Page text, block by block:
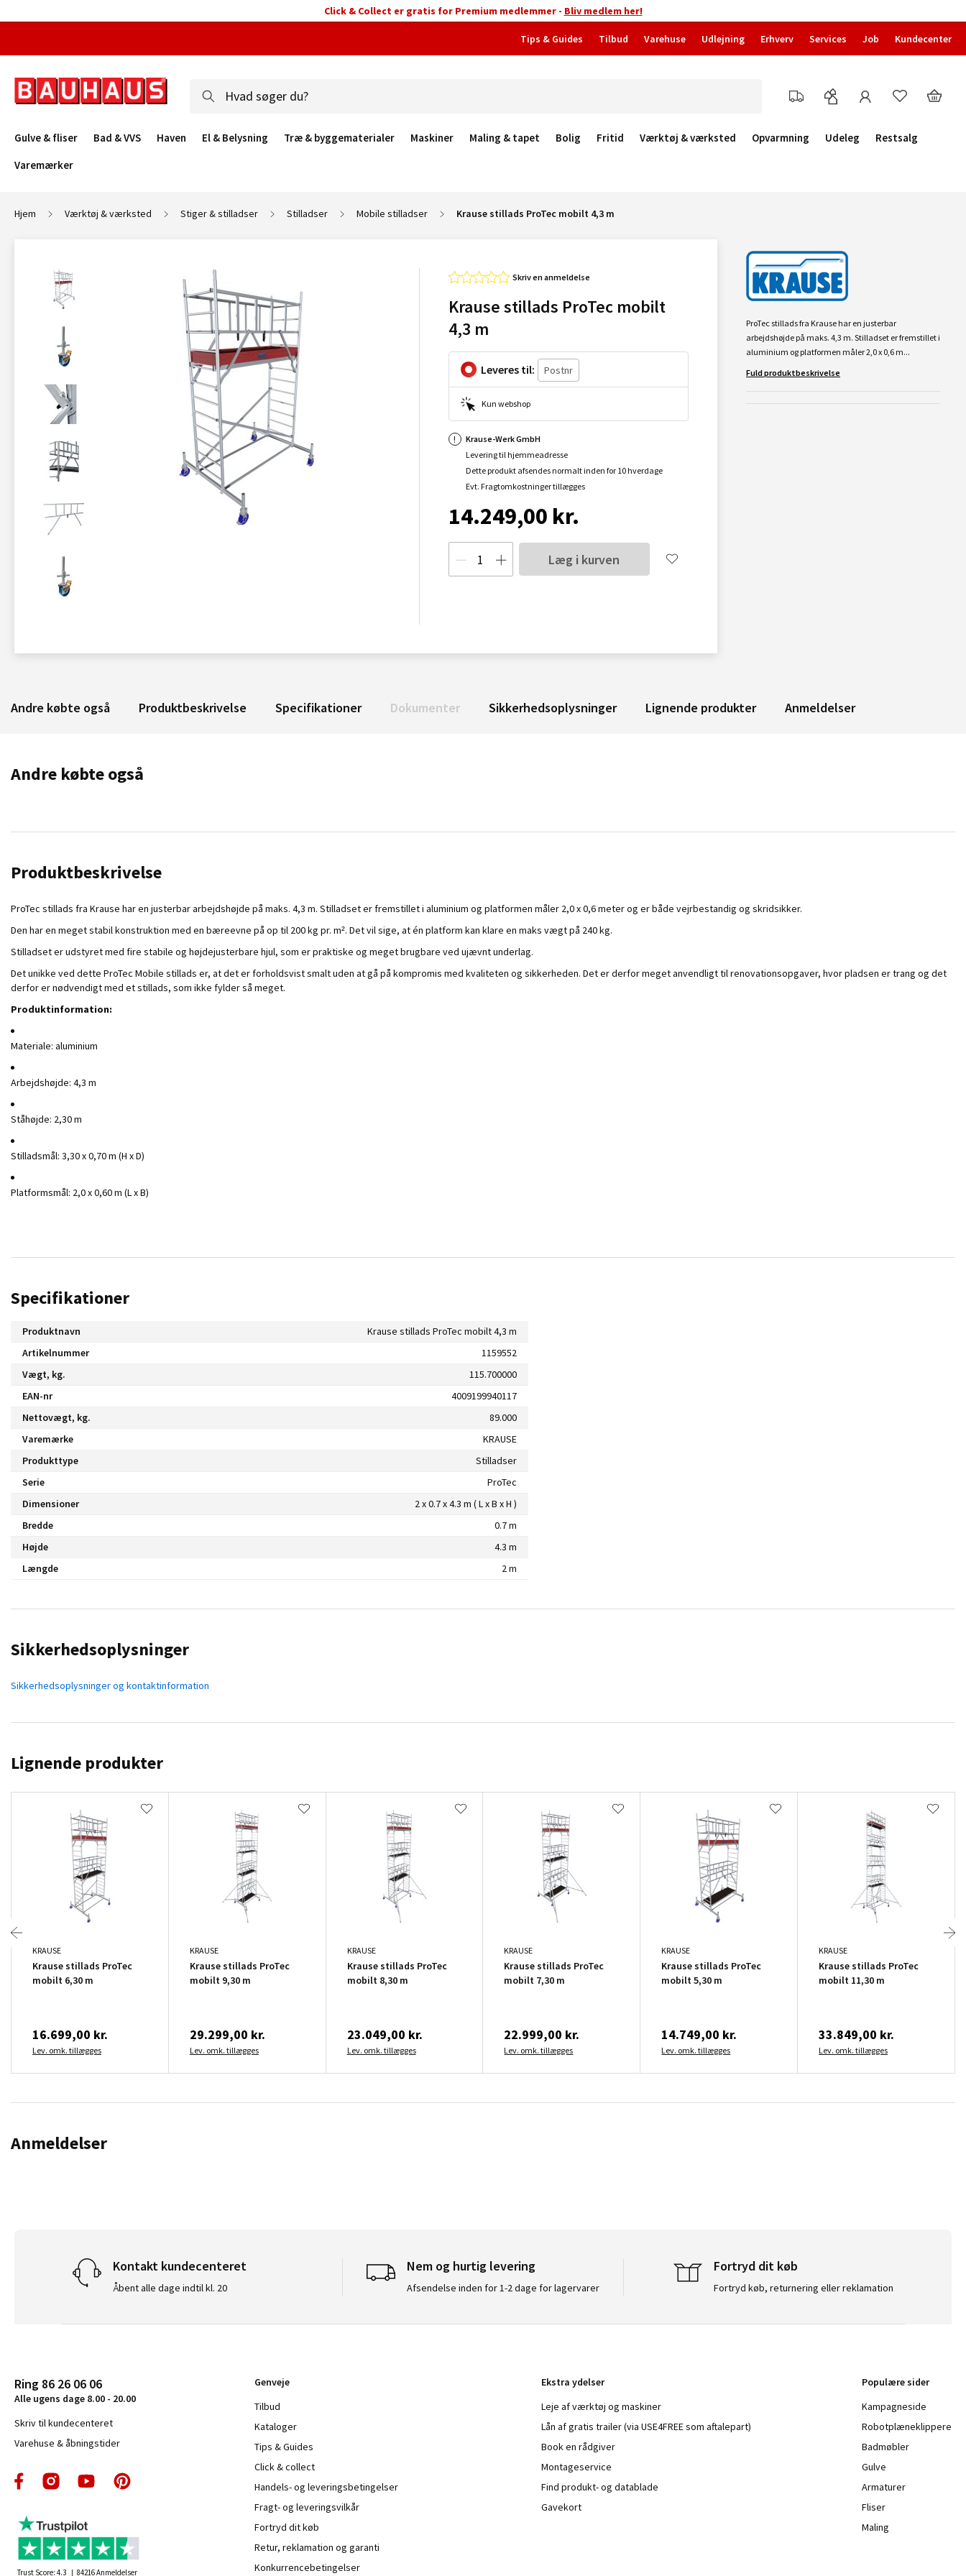
Click & Collect er gratis for Premium medlemmer - Bliv medlem her!
Tips & Guides Tilbud Varehuse Udlejning Erhverv Services Job Kundecenter
Gulve & fliser Bad & VVS Haven El & Belysning Træ & byggematerialer Maskiner Maling & tapet Bolig Fritid Værktøj & værksted Opvarmning Udeleg
Restsalg
Varemærker
Hjem Værktøj & værksted Stiger & stilladser Stilladser Mobile stilladser Krause stillads ProTec mobilt 4,3 m
Skriv en anmeldelse
Krause stillads ProTec mobilt
4,3 m
Leveres til:
Kun webshop
Krause-Werk GmbH
Levering til hjemmeadresse
Dette produkt afsendes normalt inden for 10 hverdage
Evt. Fragtomkostninger tillægges
14.249,00 kr.
Læg i kurven
ProTec stillads fra Krause har en justerbar
arbejdshøjde på maks. 4,3 m. Stilladset er fremstillet i
aluminium og platformen måler 2,0 x 0,6 m...
Fuld produktbeskrivelse
Andre købte også Produktbeskrivelse Specifikationer Dokumenter Sikkerhedsoplysninger Lignende produkter Anmeldelser
Andre købte også
Produktbeskrivelse
ProTec stillads fra Krause har en justerbar arbejdshøjde på maks. 4,3 m. Stilladset er fremstillet i aluminium og platformen måler 2,0 x 0,6 meter og er både vejrbestandig og skridsikker.
Den har en meget stabil konstruktion med en bæreevne på op til 200 kg pr. m². Det vil sige, at én platform kan klare en maks vægt på 240 kg.
Stilladset er udstyret med fire stabile og højdejusterbare hjul, som er praktiske og meget brugbare ved ujævnt underlag.
Det unikke ved dette ProTec Mobile stillads er, at det er forholdsvist smalt uden at gå på kompromis med kvaliteten og sikkerheden. Det er derfor meget anvendligt til renovationsopgaver, hvor pladsen er trang og det
derfor er nødvendigt med et stillads, som ikke fylder så meget.
Produktinformation:
Materiale: aluminium
Arbejdshøjde: 4,3 m
Ståhøjde: 2,30 m
Stilladsmål: 3,30 x 0,70 m (H x D)
Platformsmål: 2,0 x 0,60 m (L x B)
Specifikationer
Produktnavn
Krause stillads ProTec mobilt 4,3 m
Artikelnummer
1159552
Vægt, kg.
115.700000
EAN-nr
4009199940117
Nettovægt, kg.
89.000
Varemærke
KRAUSE
Produkttype
Stilladser
Serie
ProTec
Dimensioner
2 x 0.7 x 4.3 m ( L x B x H )
Bredde
0.7 m
Højde
4.3 m
Længde
2 m
Sikkerhedsoplysninger
Sikkerhedsoplysninger og kontaktinformation
Lignende produkter
KRAUSE
Krause stillads ProTec
mobilt 6,30 m
16.699,00 kr.
Lev. omk. tillægges
KRAUSE
Krause stillads ProTec
mobilt 9,30 m
29.299,00 kr.
Lev. omk. tillægges
KRAUSE
Krause stillads ProTec
mobilt 8,30 m
23.049,00 kr.
Lev. omk. tillægges
KRAUSE
Krause stillads ProTec
mobilt 7,30 m
22.999,00 kr.
Lev. omk. tillægges
KRAUSE
Krause stillads ProTec
mobilt 5,30 m
14.749,00 kr.
Lev. omk. tillægges
KRAUSE
Krause stillads ProTec
mobilt 11,30 m
33.849,00 kr.
Lev. omk. tillægges
Anmeldelser
Kontakt kundecenteret
Åbent alle dage indtil kl. 20
Nem og hurtig levering
Afsendelse inden for 1-2 dage for lagervarer
Fortryd dit køb
Fortryd køb, returnering eller reklamation
Ring 86 26 06 06
Alle ugens dage 8.00 - 20.00
Skriv til kundecenteret
Varehuse & åbningstider
Trust Score: 4.3 84216Anmeldelser
Genveje
Tilbud
Kataloger
Tips & Guides
Click & collect
Handels- og leveringsbetingelser
Fragt- og leveringsvilkår
Fortryd dit køb
Retur, reklamation og garanti
Konkurrencebetingelser
Ekstra ydelser
Leje af værktøj og maskiner
Lån af gratis trailer (via USE4FREE som aftalepart)
Book en rådgiver
Montageservice
Find produkt- og datablade
Gavekort
Populære sider
Kampagneside
Robotplæneklippere
Badmøbler
Gulve
Armaturer
Fliser
Maling